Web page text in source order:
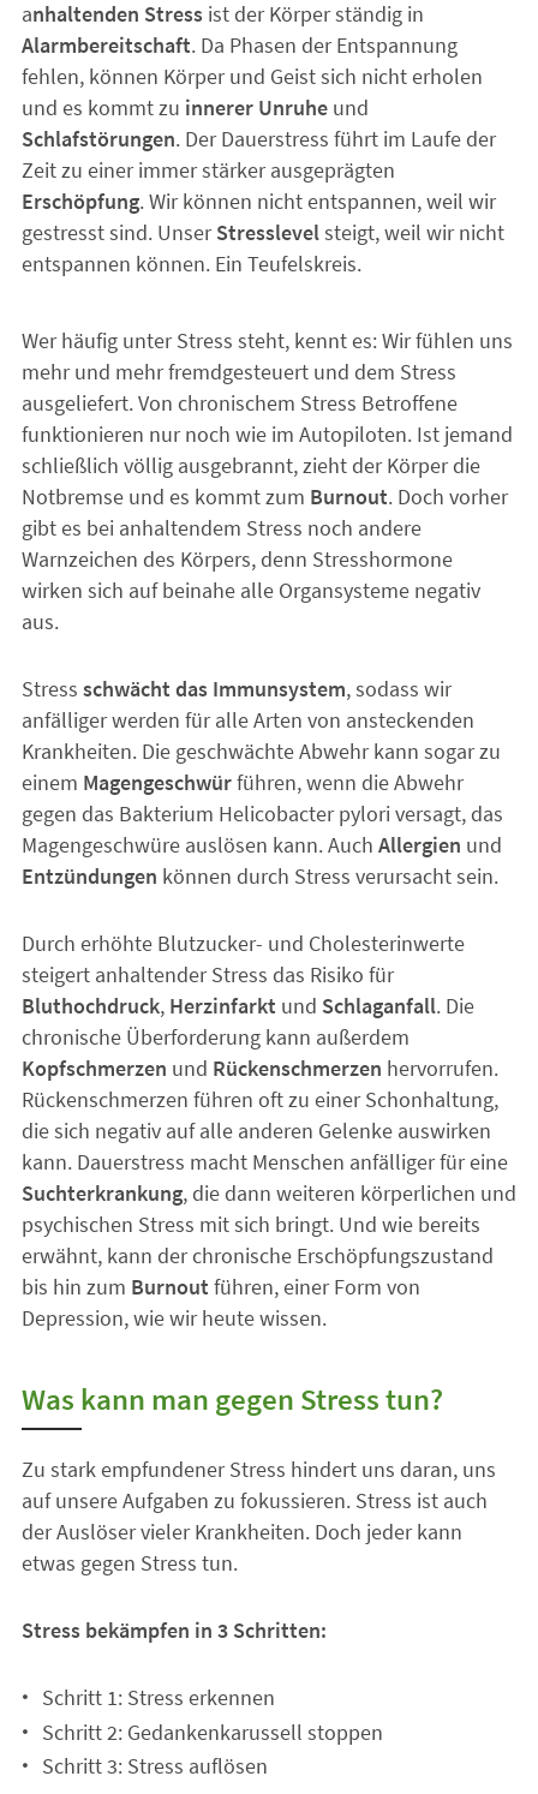
anhaltenden Stressist der Körper ständig in
Alarmbereitschaft. Da Phasen der Entspannung
fehlen, können Körper und Geist sich nicht erholen
und es kommt zu innerer Unruheund
Schlafstörungen. Der Dauerstress führt im Laufe der
Zeit zu einer immer stärker ausgeprägten
Erschöpfung. Wir können nicht entspannen, weil wir
gestresst sind. UnserStresslevelsteigt, weil wir nicht
entspannen können. Ein Teufelskreis.
Wer häufig unter Stress steht, kennt es: Wir fühlen uns
mehr und mehr fremdgesteuert und dem Stress
ausgeliefert. Von chronischem Stress Betroffene
funktionieren nur noch wie im Autopiloten. Ist jemand
schließlich völlig ausgebrannt, zieht der Körper die
Notbremse und es kommt zum Burnout. Doch vorher
gibt es bei anhaltendem Stress noch andere
Warnzeichen des Körpers, denn Stresshormone
wirken sich auf beinahe alle Organsysteme negativ
aus.
Stress schwächt das Immunsystem, sodass wir
anfälliger werden für alle Arten von ansteckenden
Krankheiten. Die geschwächte Abwehr kann sogar zu
einem Magengeschwürführen, wenn die Abwehr
gegen das Bakterium Helicobacter pylori versagt, das
Magengeschwüre auslösen kann. Auch Allergien und
Entzündungen können durch Stress verursacht sein.
Durch erhöhte Blutzucker- und Cholesterinwerte
steigert anhaltender Stress das Risiko für
Bluthochdruck, Herzinfarkt und Schlaganfall. Die
chronische Überforderung kann außerdem
Kopfschmerzen und Rückenschmerzen hervorrufen.
Rückenschmerzen führen oft zu einer Schonhaltung,
die sich negativ auf alle anderen Gelenke auswirken
kann. Dauerstress macht Menschen anfälliger für eine
Suchterkrankung, die dann weiteren körperlichen und
psychischen Stress mit sich bringt. Und wie bereits
erwähnt, kann der chronische Erschöpfungszustand
bis hin zum Burnout führen, einer Form von
Depression, wie wir heute wissen.
Was kann man gegen Stress tun?
Zu stark empfundener Stress hindert uns daran, uns
auf unsere Aufgaben zu fokussieren. Stress ist auch
der Auslöser vieler Krankheiten. Doch jeder kann
etwas gegen Stress tun.
Stress bekämpfen in 3 Schritten:
Schritt 1: Stress erkennen
Schritt 2: Gedankenkarussell stoppen
Schritt 3: Stress auflösen